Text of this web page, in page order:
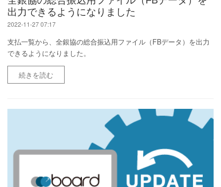
出力できるようになりました
2022-11-27 07:17
支払一覧から、全銀協の総合振込用ファイル（FBデータ）を出力
できるようになりました。
続きを読む